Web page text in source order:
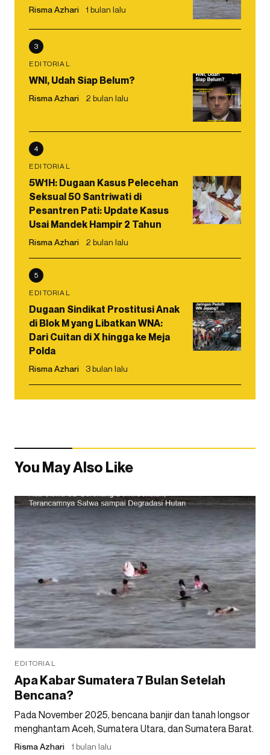
Risma Azhari 1 bulan lalu
3
EDITORIAL
WNI, Udah Siap Belum?
Risma Azhari 2 bulan lalu
4
EDITORIAL
5W1H: Dugaan Kasus Pelecehan
Seksual 50 Santriwati di
Pesantren Pati: Update Kasus
Usai Mandek Hampir 2 Tahun
Risma Azhari 2 bulan lalu
5
EDITORIAL
Dugaan Sindikat Prostitusi Anak
di Blok M yang Libatkan WNA:
Dari Cuitan di X hingga ke Meja
Polda
Risma Azhari 3 bulan lalu
You May Also Like
EDITORIAL
Apa Kabar Sumatera 7 Bulan Setelah
Bencana?
Pada November 2025, bencana banjir dan tanah longsor
menghantam Aceh, Sumatera Utara, dan Sumatera Barat.
Risma Azhari 1 bulan lalu